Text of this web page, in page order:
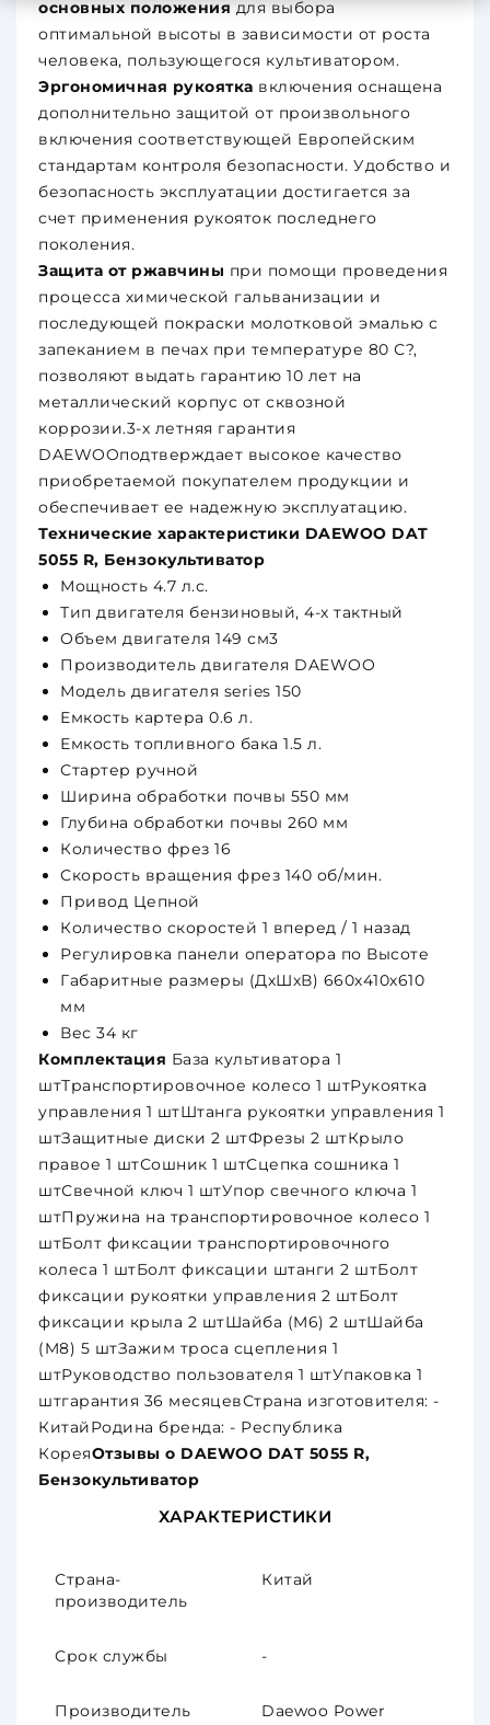
основных положения для выбора
оптимальной высоты в зависимости от роста
человека, пользующегося культиватором.
Эргономичная рукоятка включения оснащена
дополнительно защитой от произвольного
включения соответствующей Европейским
стандартам контроля безопасности. Удобство и
безопасность эксплуатации достигается за
счет применения рукояток последнего
поколения.
Защита от ржавчины при помощи проведения
процесса химической гальванизации и
последующей покраски молотковой эмалью с
запеканием в печах при температуре 80 С?,
позволяют выдать гарантию 10 лет на
металлический корпус от сквозной
коррозии.3-х летняя гарантия
DAEWOOподтверждает высокое качество
приобретаемой покупателем продукции и
обеспечивает ее надежную эксплуатацию.
Технические характеристики DAEWOO DAT
5055 R, Бензокультиватор
Мощность 4.7 л.с.
Тип двигателя бензиновый, 4-х тактный
Объем двигателя 149 см3
Производитель двигателя DAEWOO
Модель двигателя series 150
Емкость картера 0.6 л.
Емкость топливного бака 1.5 л.
Стартер ручной
Ширина обработки почвы 550 мм
Глубина обработки почвы 260 мм
Количество фрез 16
Скорость вращения фрез 140 об/мин.
Привод Цепной
Количество скоростей 1 вперед / 1 назад
Регулировка панели оператора по Высоте
Габаритные размеры (ДхШхВ) 660х410х610
мм
Вес 34 кг
Комплектация База культиватора 1
штТранспортировочное колесо 1 штРукоятка
управления 1 штШтанга рукоятки управления 1
штЗащитные диски 2 штФрезы 2 штКрыло
правое 1 штСошник 1 штСцепка сошника 1
штСвечной ключ 1 штУпор свечного ключа 1
штПружина на транспортировочное колесо 1
штБолт фиксации транспортировочного
колеса 1 штБолт фиксации штанги 2 штБолт
фиксации рукоятки управления 2 штБолт
фиксации крыла 2 штШайба (M6) 2 штШайба
(M8) 5 штЗажим троса сцепления 1
штРуководство пользователя 1 штУпаковка 1
штгарантия 36 месяцевСтрана изготовителя: -
КитайРодина бренда: - Республика
КореяОтзывы о DAEWOO DAT 5055 R,
Бензокультиватор
ХАРАКТЕРИСТИКИ
Страна-
производитель
Китай
Срок службы -
Производитель Daewoo Power